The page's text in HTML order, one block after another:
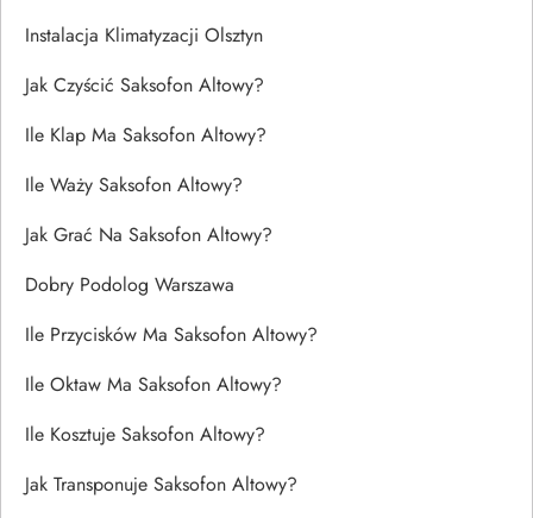
Instalacja Klimatyzacji Olsztyn
Jak Czyścić Saksofon Altowy?
Ile Klap Ma Saksofon Altowy?
Ile Waży Saksofon Altowy?
Jak Grać Na Saksofon Altowy?
Dobry Podolog Warszawa
Ile Przycisków Ma Saksofon Altowy?
Ile Oktaw Ma Saksofon Altowy?
Ile Kosztuje Saksofon Altowy?
Jak Transponuje Saksofon Altowy?